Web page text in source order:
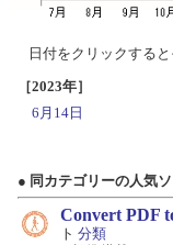
日付をクリックする
［2023年］
6月14日
● 同カテゴリーの人気
Convert PDF
ト 分類